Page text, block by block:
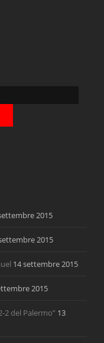
2015
2015
14 settembre 2015
2015
2 del Palermo” 13